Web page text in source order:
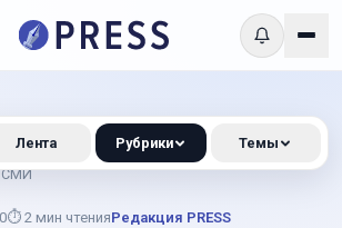
СМИ
⏱ 2 мин чтенияРедакция PRESS
Лента Рубрики Темы